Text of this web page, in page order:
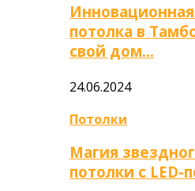
потолка в
свой дом…
24.06.2024
Потолки
Магия
потолки с LED-